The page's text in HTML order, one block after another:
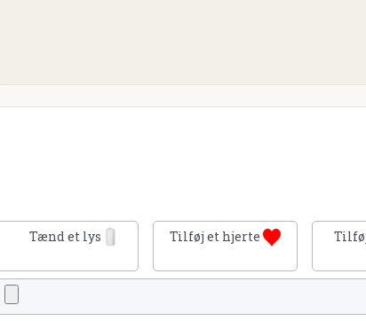
Tænd et lys Tilføj et hjerte